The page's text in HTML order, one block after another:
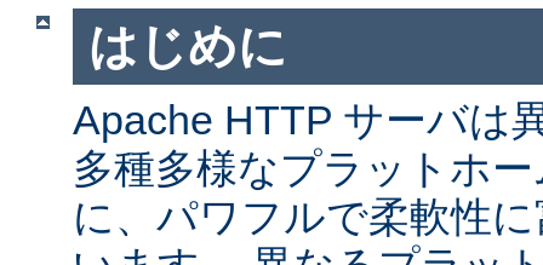
はじめに
Apache HTTP サーバは
多種多様なプラットホ
に、パワフルで柔軟性